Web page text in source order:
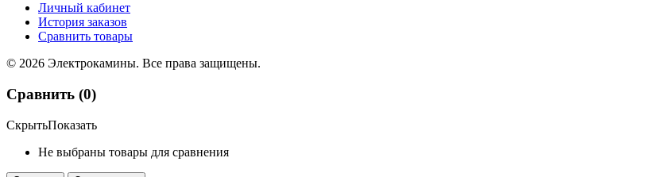
Личный кабинет
История заказов
Сравнить товары
© 2026 Электрокамины. Все права защищены.
Сравнить (0)
СкрытьПоказать
Не выбраны товары для сравнения